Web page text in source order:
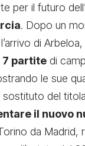
per il futuro
. Dopo un
di
7 partite di
le sue
del
il nuovo
da